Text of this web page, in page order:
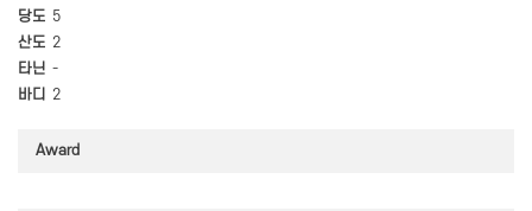
당도 5
산도 2
타닌 -
바디
2
Award